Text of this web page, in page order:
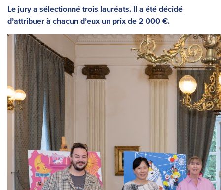
Le jury a sélectionné trois lauréats. Il a été décidé
d’attribuer à chacun d’eux un prix de 2 000 €.